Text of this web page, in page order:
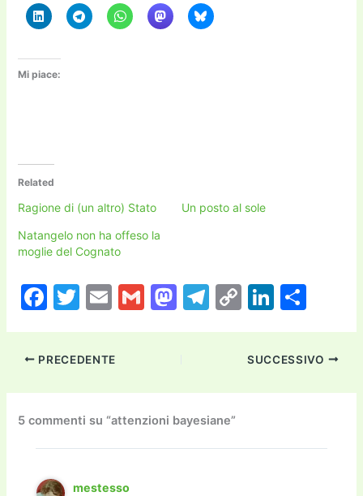
Mi piace:
Related
Ragione di (un altro) Stato
Un posto al sole
Natangelo non ha offeso la
moglie del Cognato
F
c
e
b
o
o
k
T
itt
er
E
ai
l
G
M
d
o
n
T
a
m
C
p
y
Li
k
Li
k
e
dI
n
di
vi
PRECEDENTE SUCCESSIVO
5 commenti su “attenzioni bayesiane”
mestesso